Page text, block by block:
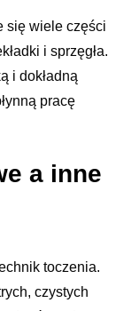
się wiele części
i sprzęgła.
i dokładną
pracę
a inne
toczenia.
czystych